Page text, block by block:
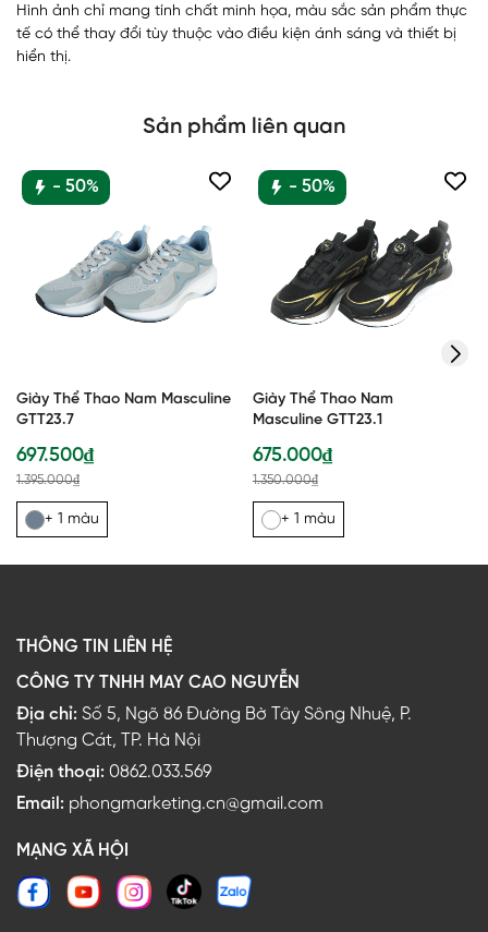
Hình ảnh chỉ mang tính chất minh họa, màu sắc sản phẩm thực
tế có thể thay đổi tùy thuộc vào điều kiện ánh sáng và thiết bị
hiển thị.
Sản phẩm liên quan
- 50%
Giày Thể Thao Nam Masculine
GTT23.7
697.500₫
1.395.000₫
+ 1 màu
- 50%
Giày Thể Thao Nam
Masculine GTT23.1
675.000₫
1.350.000₫
+ 1 màu
THÔNG TIN LIÊN HỆ
CÔNG TY TNHH MAY CAO NGUYỄN
Địa chỉ: Số 5, Ngõ 86 Đường Bờ Tây Sông Nhuệ, P.
Thượng Cát, TP. Hà Nội
Điện thoại: 0862.033.569
Email: phongmarketing.cn@gmail.com
MẠNG XÃ HỘI